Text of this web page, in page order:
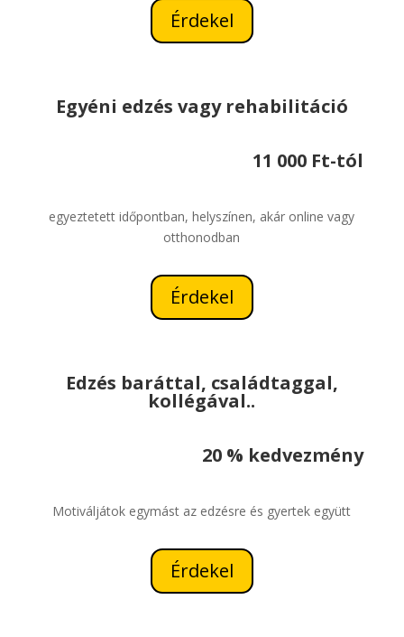
Érdekel
Egyéni edzés vagy rehabilitáció
11 000 Ft-tól
egyeztetett időpontban, helyszínen, akár online vagy
otthonodban
Érdekel
Edzés baráttal, családtaggal,
kollégával..
20 % kedvezmény
Motiváljátok egymást az edzésre és gyertek együtt
Érdekel